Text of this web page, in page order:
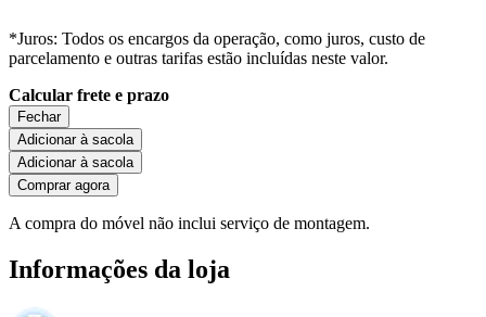
*Juros: Todos os encargos da operação, como juros, custo de
parcelamento e outras tarifas estão incluídas neste valor.
Calcular frete e prazo
Fechar
Adicionar à sacola
Adicionar à sacola
Comprar agora
A compra do móvel não inclui serviço de montagem.
Informações da loja